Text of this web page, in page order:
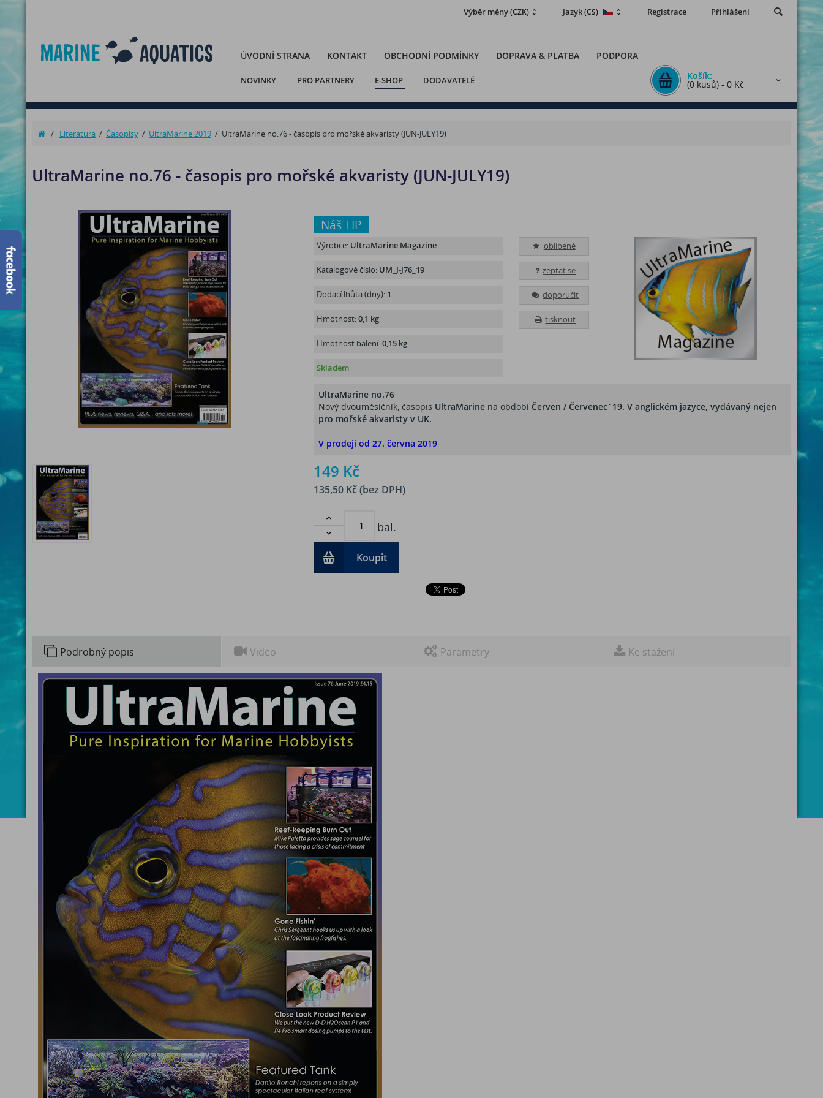
Registrace Přihlášení
Výběr měny(CZK) Jazyk(CS)
ÚVODNÍ STRANA KONTAKT OBCHODNÍ PODMÍNKY DOPRAVA & PLATBA PODPORA
NOVINKY PRO PARTNERY E-SHOP DODAVATELÉ Košík:
(0 kusů) - 0 Kč
/ Literatura / Časopisy / UltraMarine 2019 / UltraMarine no.76 - časopis pro mořské akvaristy (JUN-JULY19)
UltraMarine no.76 - časopis pro mořské akvaristy (JUN-JULY19)
Náš TIP
oblíbené
zeptat se
doporučit
tisknout
Výrobce: UltraMarine Magazine
Katalogové číslo: UM_J-J76_19
Dodací lhůta (dny): 1
Hmotnost:0,1 kg
Hmotnost balení:0,15 kg
Skladem
UltraMarine no.76
Nový dvouměsíčník, časopis UltraMarinena období Červen / Červenec´19. V anglickém jazyce, vydávaný nejen
pro mořské akvaristy v UK.
V prodeji od 27. června 2019
149 Kč
135,50 Kč (bez DPH)


bal.
Koupit
Podrobný popis Video Parametry Ke stažení